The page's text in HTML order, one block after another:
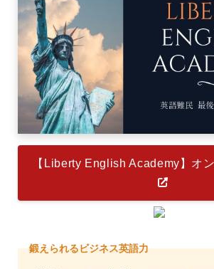
【Liberty English Academy】オ
鍛えられるビジネス英語力